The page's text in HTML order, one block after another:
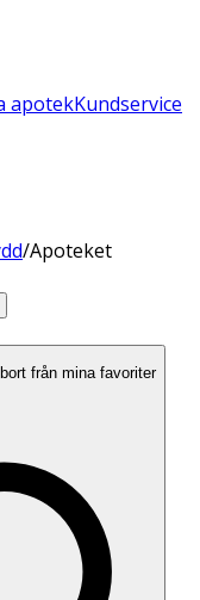
apotekKundservice
/Apoteket
från mina favoriter